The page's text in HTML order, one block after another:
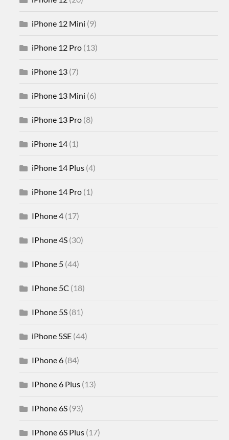
iPhone 12 Mini (9)
iPhone 12 Pro (13)
iPhone 13 (7)
iPhone 13 Mini (6)
iPhone 13 Pro (8)
iPhone 14 (1)
iPhone 14 Plus (4)
iPhone 14 Pro (1)
IPhone 4 (17)
IPhone 4S (30)
IPhone 5 (44)
IPhone 5C (18)
IPhone 5S (81)
iPhone 5SE (44)
IPhone 6 (84)
IPhone 6 Plus (13)
IPhone 6S (93)
IPhone 6S Plus (17)